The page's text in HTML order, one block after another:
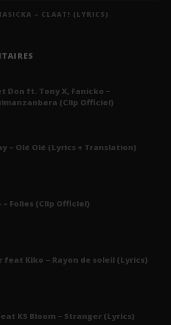
– CLAAT! (LYRICS)
Don ft. Tony X, Fanicko –
(Clip Officiel)
– Olé Olé (Lyrics + Translation)
– Folies (Clip Officiel)
feat Kiko – Rayon de soleil (Lyrics)
KS Bloom – Stranger (Lyrics)